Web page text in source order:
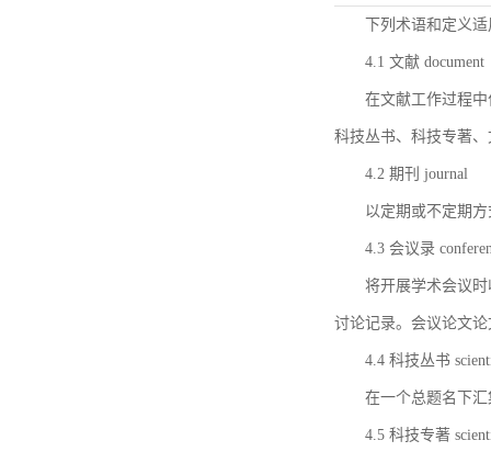
下列术语和定义
4.1 文献 document
在文献工作过程
科技丛书、科技专著
4.2 期刊 journal
以定期或不定期
4.3 会议录
将开展学术会议
讨论记录。会议论文
4.4 科技丛书
在一个总题名下
4.5 科技专著